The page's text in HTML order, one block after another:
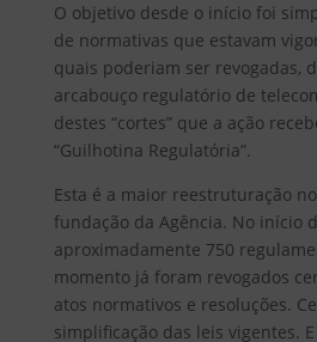
O objetivo desde o início foi
de normativas que estavam
quais poderiam ser revogadas,
arcabouço regulatório de
destes “cortes” que a ação
“Guilhotina Regulatória”.
Esta é a maior reestruturação
fundação da Agência. No início
aproximadamente 750
momento já foram revogados
atos normativos e resoluções.
simplificação das leis vigentes.